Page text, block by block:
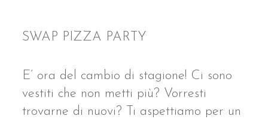
SWAP PIZZA PARTY
E’ ora del cambio di stagione! Ci sono
vestiti che non metti più? Vorresti
trovarne di nuovi? Ti aspettiamo per un